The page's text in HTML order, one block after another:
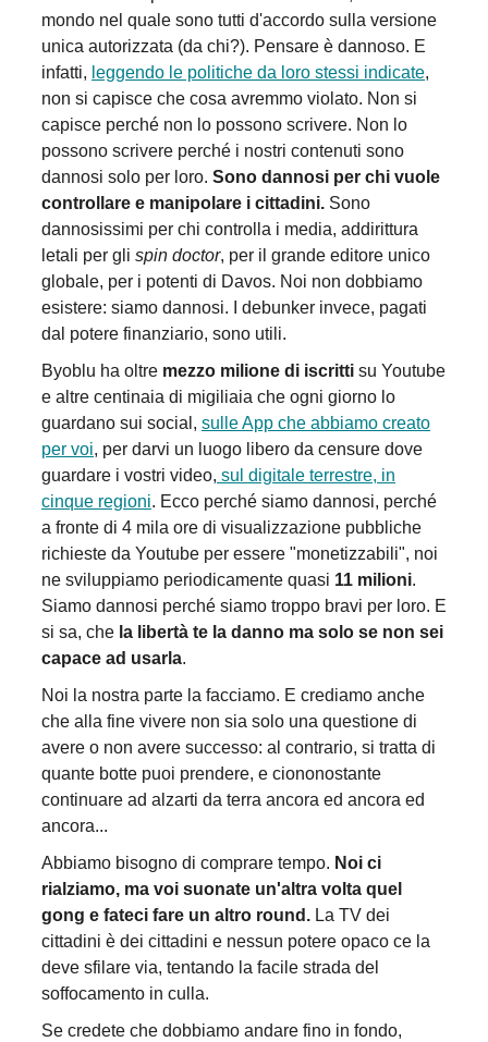
mondo nel quale sono tutti d'accordo sulla versione
unica autorizzata (da chi?). Pensare è dannoso. E
infatti, leggendo le politiche da loro stessi indicate,
non si capisce che cosa avremmo violato. Non si
capisce perché non lo possono scrivere. Non lo
possono scrivere perché i nostri contenuti sono
dannosi solo per loro. Sono dannosi per chi vuole
controllare e manipolare i cittadini. Sono
dannosissimi per chi controlla i media, addirittura
letali per gli spin doctor, per il grande editore unico
globale, per i potenti di Davos. Noi non dobbiamo
esistere: siamo dannosi. I debunker invece, pagati
dal potere finanziario, sono utili.
Byoblu ha oltre mezzo milione di iscritti su Youtube
e altre centinaia di migiliaia che ogni giorno lo
guardano sui social, sulle App che abbiamo creato
per voi, per darvi un luogo libero da censure dove
guardare i vostri video, sul digitale terrestre, in
cinque regioni. Ecco perché siamo dannosi, perché
a fronte di 4 mila ore di visualizzazione pubbliche
richieste da Youtube per essere "monetizzabili", noi
ne sviluppiamo periodicamente quasi 11 milioni.
Siamo dannosi perché siamo troppo bravi per loro. E
si sa, che la libertà te la danno ma solo se non sei
capace ad usarla.
Noi la nostra parte la facciamo. E crediamo anche
che alla fine vivere non sia solo una questione di
avere o non avere successo: al contrario, si tratta di
quante botte puoi prendere, e ciononostante
continuare ad alzarti da terra ancora ed ancora ed
ancora...
Abbiamo bisogno di comprare tempo. Noi ci
rialziamo, ma voi suonate un'altra volta quel
gong e fateci fare un altro round. La TV dei
cittadini è dei cittadini e nessun potere opaco ce la
deve sfilare via, tentando la facile strada del
soffocamento in culla.
Se credete che dobbiamo andare fino in fondo,